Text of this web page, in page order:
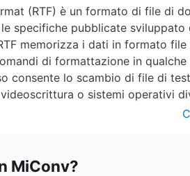
(RTF) è un formato di file di
specifiche pubblicate sviluppato
memorizza i dati in formato file
di formattazione in qualche
consente lo scambio di file di
o sistemi operativi
MiConv?